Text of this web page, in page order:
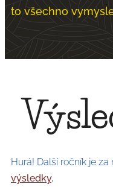
to všechno
Hurá! Další ročník je
výsledky.